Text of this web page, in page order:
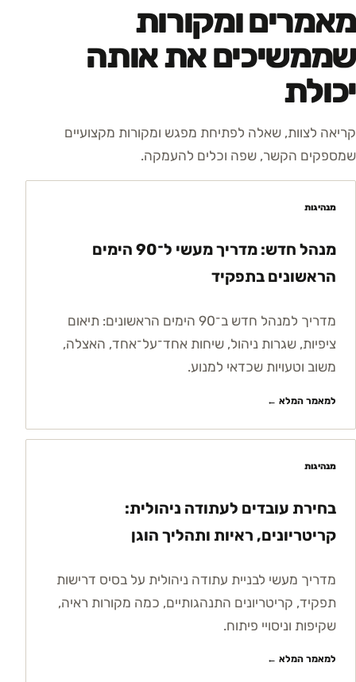
מאמרים ומקורות
שממשיכים את אותה
יכולת
קריאה לצוות, שאלה לפתיחת מפגש ומקורות מקצועיים
שמספקים הקשר, שפה וכלים להעמקה.
מנהיגות
מנהל חדש: מדריך מעשי ל־90 הימים
הראשונים בתפקיד
מדריך למנהל חדש ב־90 הימים הראשונים: תיאום
ציפיות, שגרות ניהול, שיחות אחד־על־אחד, האצלה,
משוב וטעויות שכדאי למנוע.
למאמר המלא ←
מנהיגות
בחירת עובדים לעתודה ניהולית:
קריטריונים, ראיות ותהליך הוגן
מדריך מעשי לבניית עתודה ניהולית על בסיס דרישות
תפקיד, קריטריונים התנהגותיים, כמה מקורות ראיה,
שקיפות וניסויי פיתוח.
למאמר המלא ←